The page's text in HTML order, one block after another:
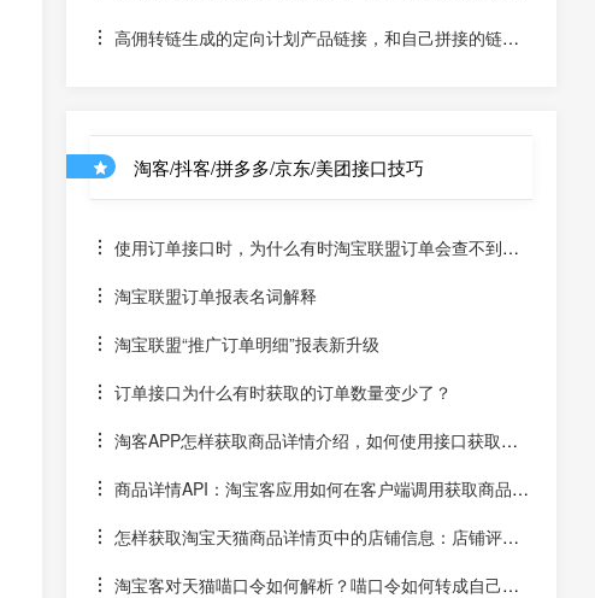
呢？高佣转链生成的定向计划产品链接，和自己拼接的链接
淘客/抖客/拼多多/京东/美团接口技巧
使用订单接口时，为什么有时淘宝联盟订单会查不到？
有时淘宝联盟APP有订单而淘宝联盟PC端没有？订单如何
补缺补漏？
淘宝联盟订单报表名词解释
淘宝联盟“推广订单明细”报表新升级
订单接口为什么有时获取的订单数量变少了？
淘客APP怎样获取商品详情介绍，如何使用接口获取产
品图片详情
商品详情API：淘宝客应用如何在客户端调用获取商品图
片详情说明接口？
怎样获取淘宝天猫商品详情页中的店铺信息：店铺评
分、卖家头像等
淘宝客对天猫喵口令如何解析？喵口令如何转成自己的